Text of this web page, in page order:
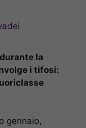
la
i tifosi:
gennaio,